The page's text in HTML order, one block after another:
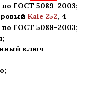
по ГОСТ 5089-2003;
Kale 252, 4
по ГОСТ 5089-2003;
ключ-
;